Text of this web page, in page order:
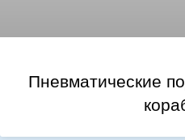
Пневматические